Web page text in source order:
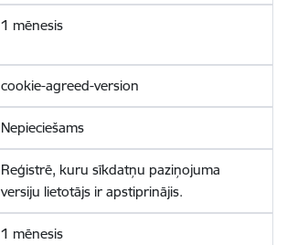
1 mēnesis
cookie-agreed-version
Nepieciešams
Reģistrē, kuru sīkdatņu paziņojuma
versiju lietotājs ir apstiprinājis.
1 mēnesis